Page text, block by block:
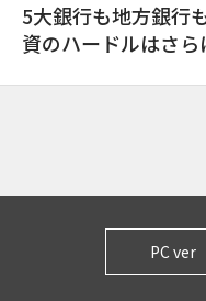
5大銀行も地方銀行
資のハードルはさら
PC ver